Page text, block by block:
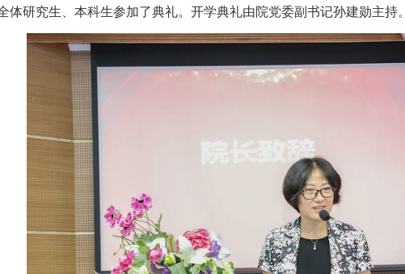
体研究生、本科生参加了典礼。开学典礼由院党委副书记孙建勋主持。